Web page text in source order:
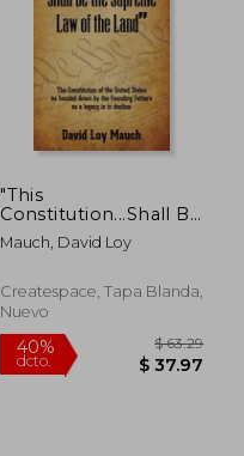
40%
dcto.
"This
Constitution...Shall Be
the Supreme Law of
the Land": The
United States as
handed down by the
legacy i (en Inglés)
Mauch, David Loy
Createspace, Tapa Blanda,
Nuevo